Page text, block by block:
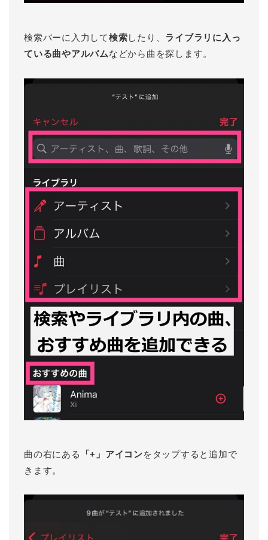
検索バーに入力して検索したり、 ライブラリに入っ
ている曲やアルバムなどから曲を探します。
曲の右にある 「+」アイコンをタップすると追加で
きます。